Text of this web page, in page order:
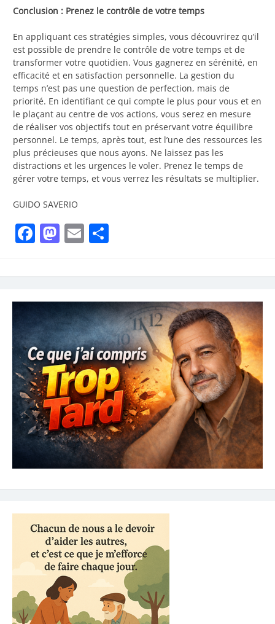
Conclusion : Prenez le contrôle de votre temps
En appliquant ces stratégies simples, vous découvrirez qu’il
est possible de prendre le contrôle de votre temps et de
transformer votre quotidien. Vous gagnerez en sérénité, en
efficacité et en satisfaction personnelle. La gestion du
temps n’est pas une question de perfection, mais de
priorité. En identifiant ce qui compte le plus pour vous et en
le plaçant au centre de vos actions, vous serez en mesure
de réaliser vos objectifs tout en préservant votre équilibre
personnel. Le temps, après tout, est l’une des ressources les
plus précieuses que nous ayons. Ne laissez pas les
distractions et les urgences le voler. Prenez le temps de
gérer votre temps, et vous verrez les résultats se multiplier.
GUIDO SAVERIO
Facebook
Mastodon
Email